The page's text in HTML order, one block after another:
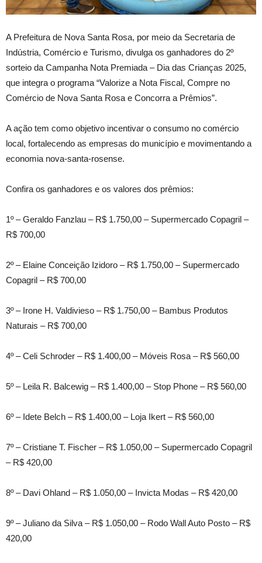
A Prefeitura de Nova Santa Rosa, por meio da Secretaria de
Indústria, Comércio e Turismo, divulga os ganhadores do 2º
sorteio da Campanha Nota Premiada – Dia das Crianças 2025,
que integra o programa “Valorize a Nota Fiscal, Compre no
Comércio de Nova Santa Rosa e Concorra a Prêmios”.
A ação tem como objetivo incentivar o consumo no comércio
local, fortalecendo as empresas do município e movimentando a
economia nova-santa-rosense.
Confira os ganhadores e os valores dos prêmios:
1º – Geraldo Fanzlau – R$ 1.750,00 – Supermercado Copagril –
R$ 700,00
2º – Elaine Conceição Izidoro – R$ 1.750,00 – Supermercado
Copagril – R$ 700,00
3º – Irone H. Valdivieso – R$ 1.750,00 – Bambus Produtos
Naturais – R$ 700,00
4º – Celi Schroder – R$ 1.400,00 – Móveis Rosa – R$ 560,00
5º – Leila R. Balcewig – R$ 1.400,00 – Stop Phone – R$ 560,00
6º – Idete Belch – R$ 1.400,00 – Loja Ikert – R$ 560,00
7º – Cristiane T. Fischer – R$ 1.050,00 – Supermercado Copagril
– R$ 420,00
8º – Davi Ohland – R$ 1.050,00 – Invicta Modas – R$ 420,00
9º – Juliano da Silva – R$ 1.050,00 – Rodo Wall Auto Posto – R$
420,00